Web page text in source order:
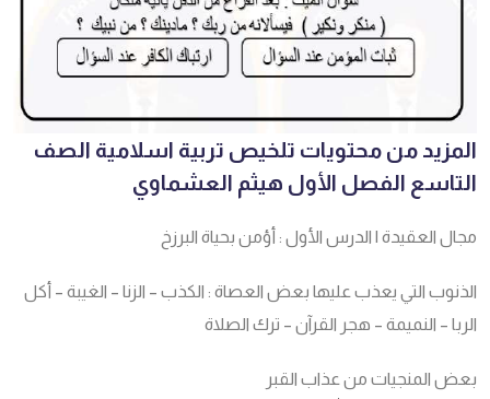
المزيد من محتويات تلخيص تربية اسلامية الصف
التاسع الفصل الأول هيثم العشماوي
مجال العقيدة | الدرس الأول : أؤمن بحياة البرزخ
الذنوب التي يعذب عليها بعض العصاة : الكذب – الزنا – الغيبة – أكل
الربا – النميمة – هجر القرآن – ترك الصلاة
بعض المنجيات من عذاب القبر